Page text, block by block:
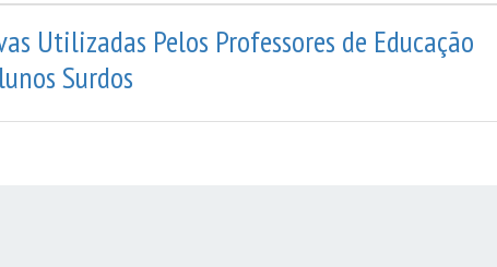
Utilizadas Pelos Professores de Educação
Surdos